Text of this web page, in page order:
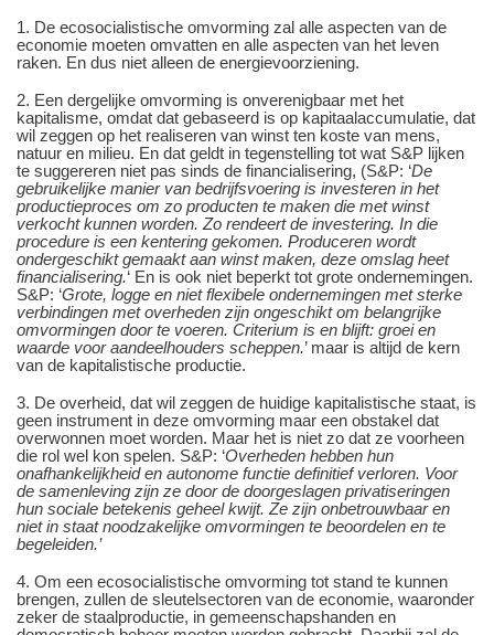
1. De ecosocialistische omvorming zal alle aspecten van de
economie moeten omvatten en alle aspecten van het leven
raken. En dus niet alleen de energievoorziening.
2. Een dergelijke omvorming is onverenigbaar met het
kapitalisme, omdat dat gebaseerd is op kapitaalaccumulatie, dat
wil zeggen op het realiseren van winst ten koste van mens,
natuur en milieu. En dat geldt in tegenstelling tot wat S&P lijken
te suggereren niet pas sinds de financialisering, (S&P: ‘De
gebruikelijke manier van bedrijfsvoering is investeren in het
productieproces om zo producten te maken die met winst
verkocht kunnen worden. Zo rendeert de investering. In die
procedure is een kentering gekomen. Produceren wordt
ondergeschikt gemaakt aan winst maken, deze omslag heet
financialisering.‘ En is ook niet beperkt tot grote ondernemingen.
S&P: ‘Grote, logge en niet flexibele ondernemingen met sterke
verbindingen met overheden zijn ongeschikt om belangrijke
omvormingen door te voeren. Criterium is en blijft: groei en
waarde voor aandeelhouders scheppen.’maar is altijd de kern
van de kapitalistische productie.
3. De overheid, dat wil zeggen de huidige kapitalistische staat, is
geen instrument in deze omvorming maar een obstakel dat
overwonnen moet worden. Maar het is niet zo dat ze voorheen
die rol wel kon spelen. S&P: ‘Overheden hebben hun
onafhankelijkheid en autonome functie definitief verloren. Voor
de samenleving zijn ze door de doorgeslagen privatiseringen
hun sociale betekenis geheel kwijt. Ze zijn onbetrouwbaar en
niet in staat noodzakelijke omvormingen te beoordelen en te
begeleiden.’
4. Om een ecosocialistische omvorming tot stand te kunnen
brengen, zullen de sleutelsectoren van de economie, waaronder
zeker de staalproductie, in gemeenschapshanden en